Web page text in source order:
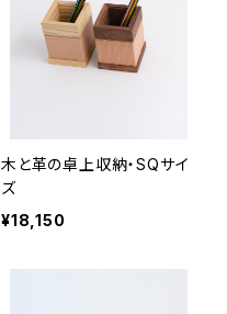
木と革の卓上収納・SQサイ
ズ
¥18,150